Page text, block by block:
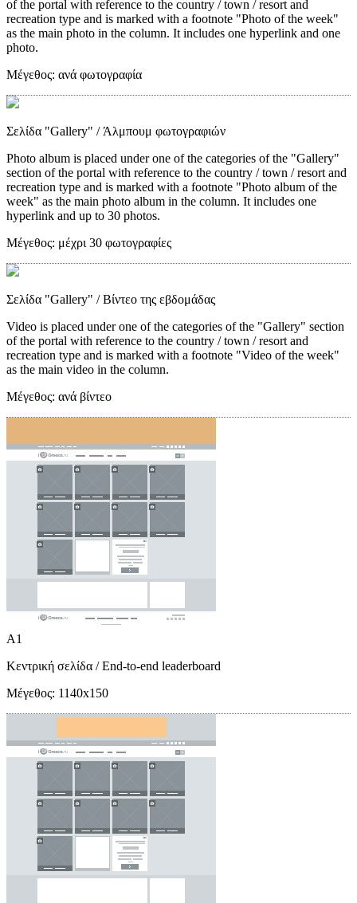
of the portal with reference to the country / town / resort and
recreation type and is marked with a footnote "Photo of the week"
as the main photo in the column. It includes one hyperlink and one
photo.
Μέγεθος: ανά φωτογραφία
Σελίδα "Gallery" / Άλμπουμ φωτογραφιών
Photo album is placed under one of the categories of the "Gallery"
section of the portal with reference to the country / town / resort and
recreation type and is marked with a footnote "Photo album of the
week" as the main photo album in the column. It includes one
hyperlink and up to 30 photos.
Μέγεθος: μέχρι 30 φωτογραφίες
Σελίδα "Gallery" / Βίντεο της εβδομάδας
Video is placed under one of the categories of the "Gallery" section
of the portal with reference to the country / town / resort and
recreation type and is marked with a footnote "Video of the week"
as the main video in the column.
Μέγεθος: ανά βίντεο
A1
Κεντρική σελίδα / End-to-end leaderboard
Μέγεθος: 1140x150